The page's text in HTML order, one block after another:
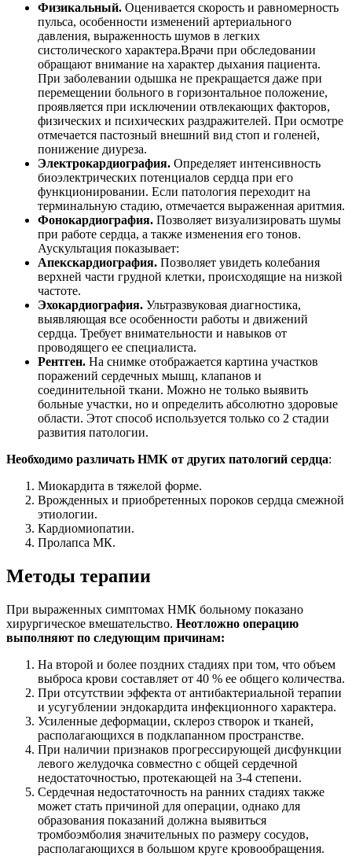
Физикальный. Оценивается скорость и равномерность
пульса, особенности изменений артериального
давления, выраженность шумов в легких
систолического характера.Врачи при обследовании
обращают внимание на характер дыхания пациента.
При заболевании одышка не прекращается даже при
перемещении больного в горизонтальное положение,
проявляется при исключении отвлекающих факторов,
физических и психических раздражителей. При осмотре
отмечается пастозный внешний вид стоп и голеней,
понижение диуреза.
Электрокардиография. Определяет интенсивность
биоэлектрических потенциалов сердца при его
функционировании. Если патология переходит на
терминальную стадию, отмечается выраженная аритмия.
Фонокардиография. Позволяет визуализировать шумы
при работе сердца, а также изменения его тонов.
Аускультация показывает:
Апекскардиография. Позволяет увидеть колебания
верхней части грудной клетки, происходящие на низкой
частоте.
Эхокардиография. Ультразвуковая диагностика,
выявляющая все особенности работы и движений
сердца. Требует внимательности и навыков от
проводящего ее специалиста.
Рентген. На снимке отображается картина участков
поражений сердечных мышц, клапанов и
соединительной ткани. Можно не только выявить
больные участки, но и определить абсолютно здоровые
области. Этот способ используется только со 2 стадии
развития патологии.
Необходимо различать НМК от других патологий сердца:
Миокардита в тяжелой форме.
Врожденных и приобретенных пороков сердца смежной
этиологии.
Кардиомиопатии.
Пролапса МК.
Методы терапии
При выраженных симптомах НМК больному показано
хирургическое вмешательство. Неотложно операцию
выполняют по следующим причинам:
На второй и более поздних стадиях при том, что объем
выброса крови составляет от 40 % ее общего количества.
При отсутствии эффекта от антибактериальной терапии
и усугублении эндокардита инфекционного характера.
Усиленные деформации, склероз створок и тканей,
располагающихся в подклапанном пространстве.
При наличии признаков прогрессирующей дисфункции
левого желудочка совместно с общей сердечной
недостаточностью, протекающей на 3-4 степени.
Сердечная недостаточность на ранних стадиях также
может стать причиной для операции, однако для
образования показаний должна выявиться
тромбоэмболия значительных по размеру сосудов,
располагающихся в большом круге кровообращения.